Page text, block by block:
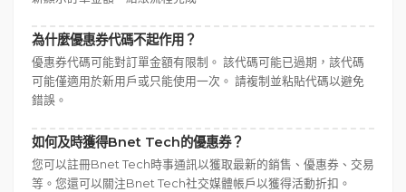
為什麼優惠券代碼不起作用？
優惠券代碼可能對訂單金額有限制。 該代碼可能已過期，該代碼
可能僅適用於新用戶或只能使用一次。 請複制並粘貼代碼以避免
錯誤。
如何及時獲得Bnet Tech的優惠券？
您可以註冊Bnet Tech時事通訊以獲取最新的銷售、優惠券、交易
等。您還可以關注Bnet Tech社交媒體帳戶以獲得活動折扣。